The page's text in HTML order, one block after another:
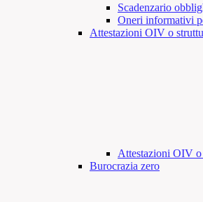
Scadenzario
Oneri informativi
Attestazioni OIV o
Attestazioni OIV o
Burocrazia zero